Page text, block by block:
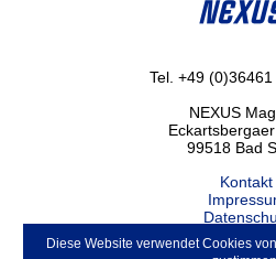
Tel. +49
NEXUS
99518 Bad
Kontakt
ABO
Diese Website verwendet Cookies